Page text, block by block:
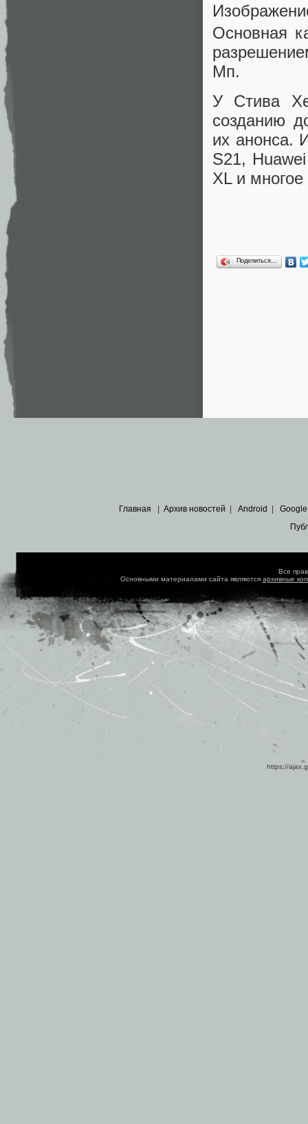
Основная
Мп.
У Стива
созданию
их анонса.
S21,
XL и многое
Поделиться…
Главная Архив новостей Android Google
Все
Основными материалами сайта являются архивные
https://